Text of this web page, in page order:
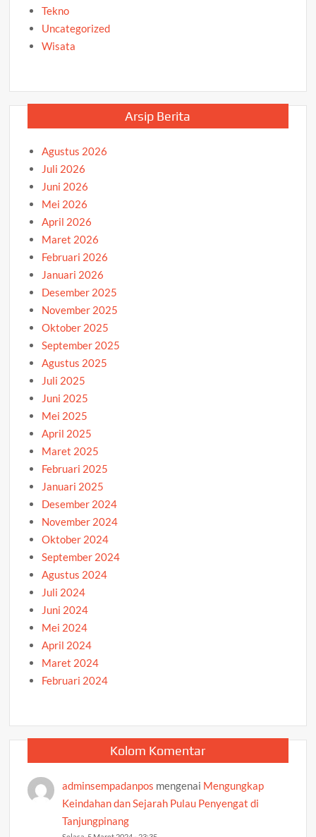
Tekno
Uncategorized
Wisata
Arsip Berita
Agustus 2026
Juli 2026
Juni 2026
Mei 2026
April 2026
Maret 2026
Februari 2026
Januari 2026
Desember 2025
November 2025
Oktober 2025
September 2025
Agustus 2025
Juli 2025
Juni 2025
Mei 2025
April 2025
Maret 2025
Februari 2025
Januari 2025
Desember 2024
November 2024
Oktober 2024
September 2024
Agustus 2024
Juli 2024
Juni 2024
Mei 2024
April 2024
Maret 2024
Februari 2024
Kolom Komentar
adminsempadanpos mengenai Mengungkap
Keindahan dan Sejarah Pulau Penyengat di
Tanjungpinang